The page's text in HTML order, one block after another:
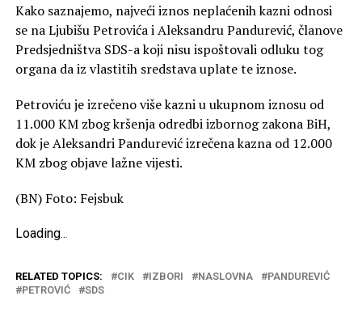
Kako saznajemo, najveći iznos neplaćenih kazni odnosi
se na Ljubišu Petrovića i Aleksandru Pandurević, članove
Predsjedništva SDS-a koji nisu ispoštovali odluku tog
organa da iz vlastitih sredstava uplate te iznose.
Petroviću je izrečeno više kazni u ukupnom iznosu od
11.000 KM zbog kršenja odredbi izbornog zakona BiH,
dok je Aleksandri Pandurević izrečena kazna od 12.000
KM zbog objave lažne vijesti.
(BN) Foto: Fejsbuk
Loading...
RELATED TOPICS: CIK IZBORI NASLOVNA
PANDUREVIĆ
PETROVIĆ
SDS